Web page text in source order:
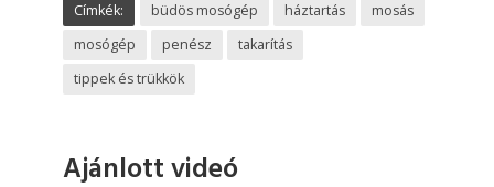
Címkék: büdös mosógép háztartás
mosás
mosógép
penész
takarítás
tippek és trükkök
Ajánlott videó